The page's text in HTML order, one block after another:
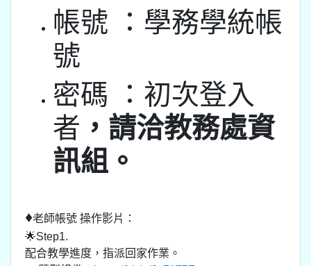
帳號 ：學務學統帳
號
密碼 ：初次登入
者 ，請洽教務處資
訊組。
♦老師帳號 操作影片：
🌟Step1.
配合教學進度，指派回家作業。